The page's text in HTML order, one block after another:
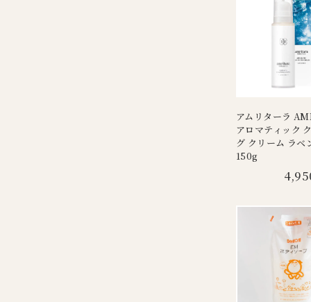
アムリターラ
アロマティック
グ クリーム ラベ
150g